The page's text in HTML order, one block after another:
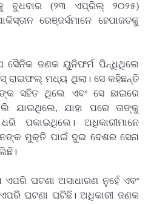
ବୁଧବାର (୨୩ ଏପ୍ରିଲ୍ ୨୦୨୫)
ରେଞ୍ଜର୍ସମାନେ ହେପାଜତକୁ
ସୈନିକ ଜଣକ ୟୁନିଫର୍ମ ପିନ୍ଧିଥିଲେ
ରାଇଫଲ୍ ମଧ୍ୟ ଥିଲା। ସେ କହିଛନ୍ତି
ସହିତ ଥିଲେ ଏବଂ ସେ ଛାଇରେ
ଯାଇଥିଲେ, ଯାହା ପରେ ତାଙ୍କୁ
ଧରି ପକାଇଥିଲେ। ଅଧିକାରୀମାନେ
ମୁକ୍ତି ପାଇଁ ଦୁଇ ଦେଶର ସେନା
ଘଟଣା ଅସାଧାରଣ ନୁହେଁ ଏବଂ
ଘଟଣା ଘଟିଛି। ଅଧିକାରୀ ଜଣକ